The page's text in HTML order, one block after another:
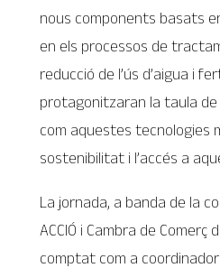
nous components basats
en els processos de
reducció de l’ús d’aigua i
protagonitzaran la taula de
com aquestes tecnologies
sostenibilitat i l’accés a
La jornada, a banda de la
ACCIÓ i Cambra de Comerç
comptat com a